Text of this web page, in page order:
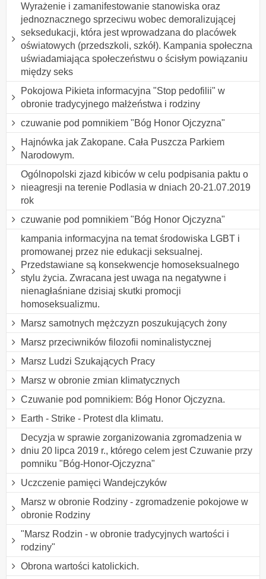
Wyrażenie i zamanifestowanie stanowiska oraz
jednoznacznego sprzeciwu wobec demoralizującej
seksedukacji, która jest wprowadzana do placówek
oświatowych (przedszkoli, szkół). Kampania społeczna
uświadamiająca społeczeństwu o ścisłym powiązaniu
między seks
Pokojowa Pikieta informacyjna "Stop pedofilii" w
obronie tradycyjnego małżeństwa i rodziny
czuwanie pod pomnikiem "Bóg Honor Ojczyzna"
Hajnówka jak Zakopane. Cała Puszcza Parkiem
Narodowym.
Ogólnopolski zjazd kibiców w celu podpisania paktu o
nieagresji na terenie Podlasia w dniach 20-21.07.2019
rok
czuwanie pod pomnikiem "Bóg Honor Ojczyzna"
kampania informacyjna na temat środowiska LGBT i
promowanej przez nie edukacji seksualnej.
Przedstawiane są konsekwencje homoseksualnego
stylu życia. Zwracana jest uwaga na negatywne i
nienagłaśniane dzisiaj skutki promocji
homoseksualizmu.
Marsz samotnych mężczyzn poszukujących żony
Marsz przeciwników filozofii nominalistycznej
Marsz Ludzi Szukających Pracy
Marsz w obronie zmian klimatycznych
Czuwanie pod pomnikiem: Bóg Honor Ojczyzna.
Earth - Strike - Protest dla klimatu.
Decyzja w sprawie zorganizowania zgromadzenia w
dniu 20 lipca 2019 r., którego celem jest Czuwanie przy
pomniku "Bóg-Honor-Ojczyzna"
Uczczenie pamięci Wandejczyków
Marsz w obronie Rodziny - zgromadzenie pokojowe w
obronie Rodziny
"Marsz Rodzin - w obronie tradycyjnych wartości i
rodziny"
Obrona wartości katolickich.